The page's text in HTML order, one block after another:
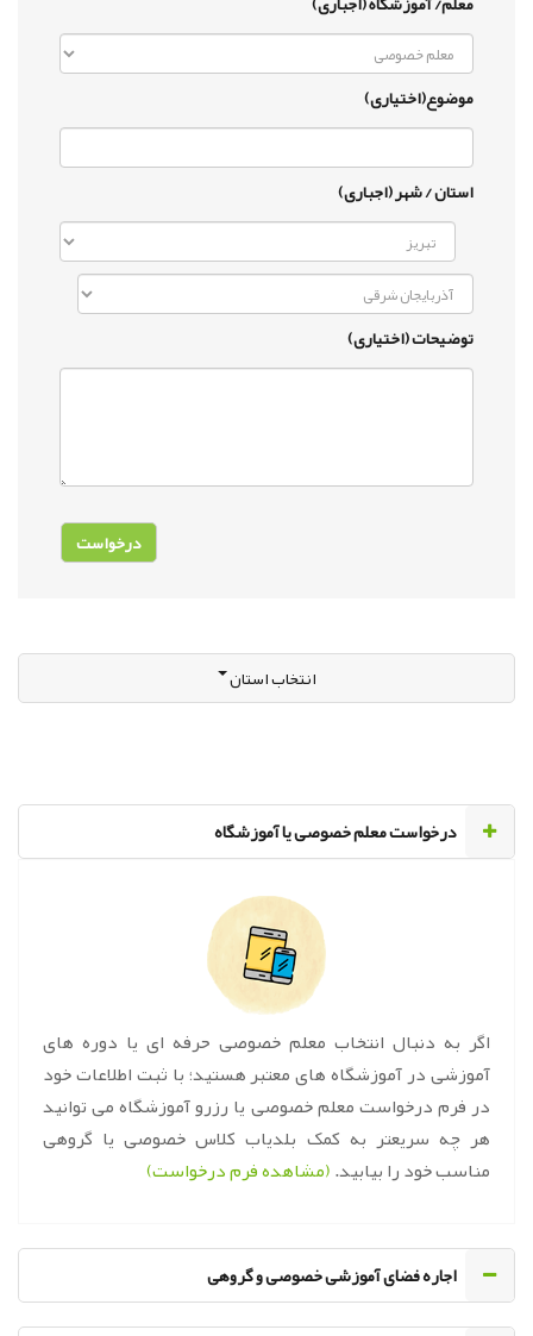
موضوع(اختیاری)
استان / شهر (اجباری)
توضیحات (اختیاری)
انتخاب استان
‌درخواست معلم خصوصی یا آموزشگاه
اگر به دنبال انتخاب معلم خصوصی حرفه ای یا دوره های
آموزشی در آموزشگاه های معتبر هستید؛ با ثبت اطلاعات خود
در فرم درخواست معلم خصوصی یا رزرو آموزشگاه می توانید
هر چه سریعتر به کمک بلدیاب کلاس خصوصی یا گروهی
مناسب خود را بیابید.(مشاهده فرم درخواست)
اجاره فضای آموزشی خصوصی و گروهی